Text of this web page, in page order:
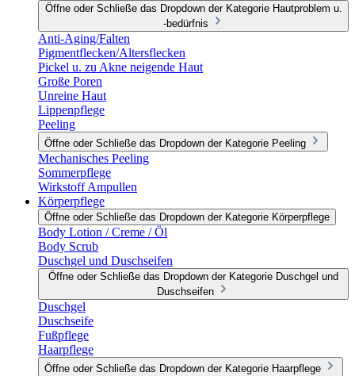
Öffne oder Schließe das Dropdown der Kategorie Hautproblem u.
-bedürfnis
Anti-Aging/Falten
Pigmentflecken/Altersflecken
Pickel u. zu Akne neigende Haut
Große Poren
Unreine Haut
Lippenpflege
Peeling
Öffne oder Schließe das Dropdown der Kategorie Peeling
Mechanisches Peeling
Sommerpflege
Wirkstoff Ampullen
Körperpflege
Öffne oder Schließe das Dropdown der Kategorie Körperpflege
Body Lotion / Creme / Öl
Body Scrub
Duschgel und Duschseifen
Öffne oder Schließe das Dropdown der Kategorie Duschgel und
Duschseifen
Duschgel
Duschseife
Fußpflege
Haarpflege
Öffne oder Schließe das Dropdown der Kategorie Haarpflege